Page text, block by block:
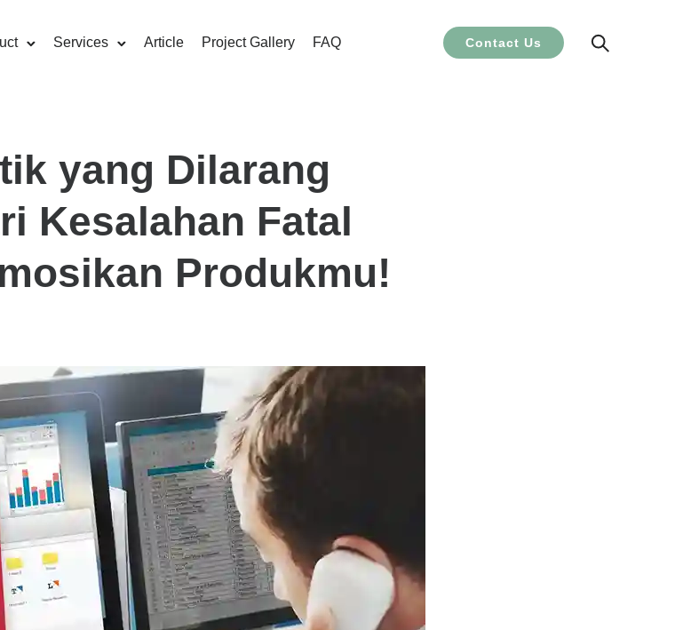
Services Article Project Gallery FAQ Contact Us
yang Dilarang
Kesalahan Fatal
Produkmu!